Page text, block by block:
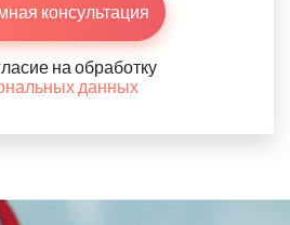
консультация
на обработку
данных